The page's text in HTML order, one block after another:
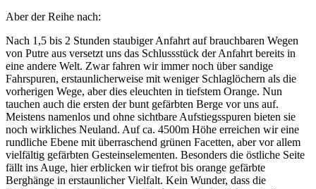
Aber der Reihe nach:
Nach 1,5 bis 2 Stunden staubiger Anfahrt auf brauchbaren Wegen
von Putre aus versetzt uns das Schlussstück der Anfahrt bereits in
eine andere Welt. Zwar fahren wir immer noch über sandige
Fahrspuren, erstaunlicherweise mit weniger Schlaglöchern als die
vorherigen Wege, aber dies eleuchten in tiefstem Orange. Nun
tauchen auch die ersten der bunt gefärbten Berge vor uns auf.
Meistens namenlos und ohne sichtbare Aufstiegsspuren bieten sie
noch wirkliches Neuland. Auf ca. 4500m Höhe erreichen wir eine
rundliche Ebene mit überraschend grünen Facetten, aber vor allem
vielfältig gefärbten Gesteinselementen. Besonders die östliche Seite
fällt ins Auge, hier erblicken wir tiefrot bis orange gefärbte
Berghänge in erstaunlicher Vielfalt. Kein Wunder, dass die